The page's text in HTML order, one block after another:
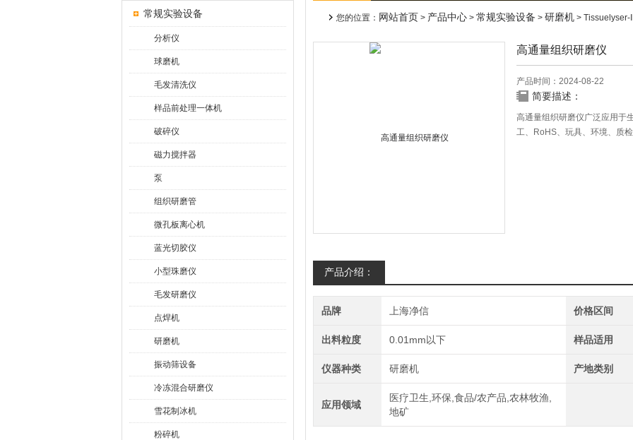
常规实验设备
分析仪
球磨机
毛发清洗仪
样品前处理一体机
破碎仪
磁力搅拌器
泵
组织研磨管
微孔板离心机
蓝光切胶仪
小型珠磨仪
毛发研磨仪
点焊机
研磨机
振动筛设备
冷冻混合研磨仪
雪花制冰机
粉碎机
您的位置： 网站首页 > 产品中心 > 常规实验设备 > 研磨机 > Tissuelyser-
高通量组织研磨仪
产品时间：2024-08-22
简要描述：
高通量组织研磨仪广泛应用于
工、RoHS、玩具、环境、质检
产品介绍：
品牌 上海净信 价格区间
出料粒度 0.01mm以下 样品适用
仪器种类 研磨机 产地类别
应用领域
医疗卫生,环保,食品/农产品,农林牧渔,
地矿